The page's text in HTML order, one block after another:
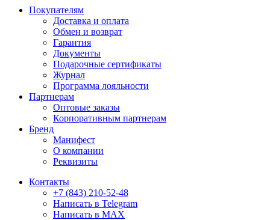
Покупателям
Доставка и оплата
Обмен и возврат
Гарантия
Документы
Подарочные сертификаты
Журнал
Программа лояльности
Партнерам
Оптовые заказы
Корпоративным партнерам
Бренд
Манифест
О компании
Реквизиты
Контакты
+7 (843) 210-52-48
Написать в Telegram
Написать в MAX